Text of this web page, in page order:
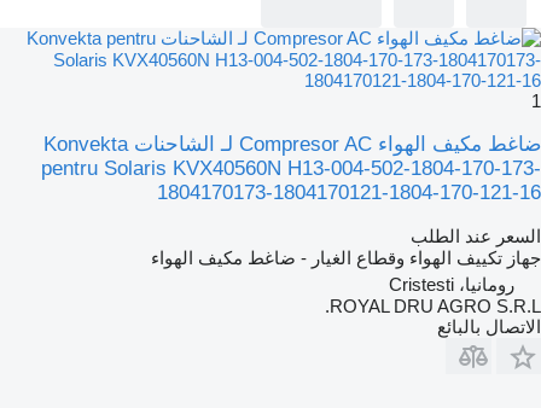
1
ضاغط مكيف الهواء Compresor AC لـ الشاحنات Konvekta
pentru Solaris KVX40560N H13-004-502-1804-170-173-
1804170173-1804170121-1804-170-121-16
السعر عند الطلب
جهاز تكييف الهواء وقطاع الغيار - ضاغط مكيف الهواء
رومانيا، Cristesti
ROYAL DRU AGRO S.R.L.
الاتصال بالبائع